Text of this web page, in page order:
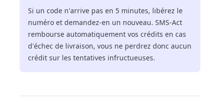
Si un code n'arrive pas en 5 minutes, libérez le
numéro et demandez-en un nouveau. SMS-Act
rembourse automatiquement vos crédits en cas
d'échec de livraison, vous ne perdrez donc aucun
crédit sur les tentatives infructueuses.